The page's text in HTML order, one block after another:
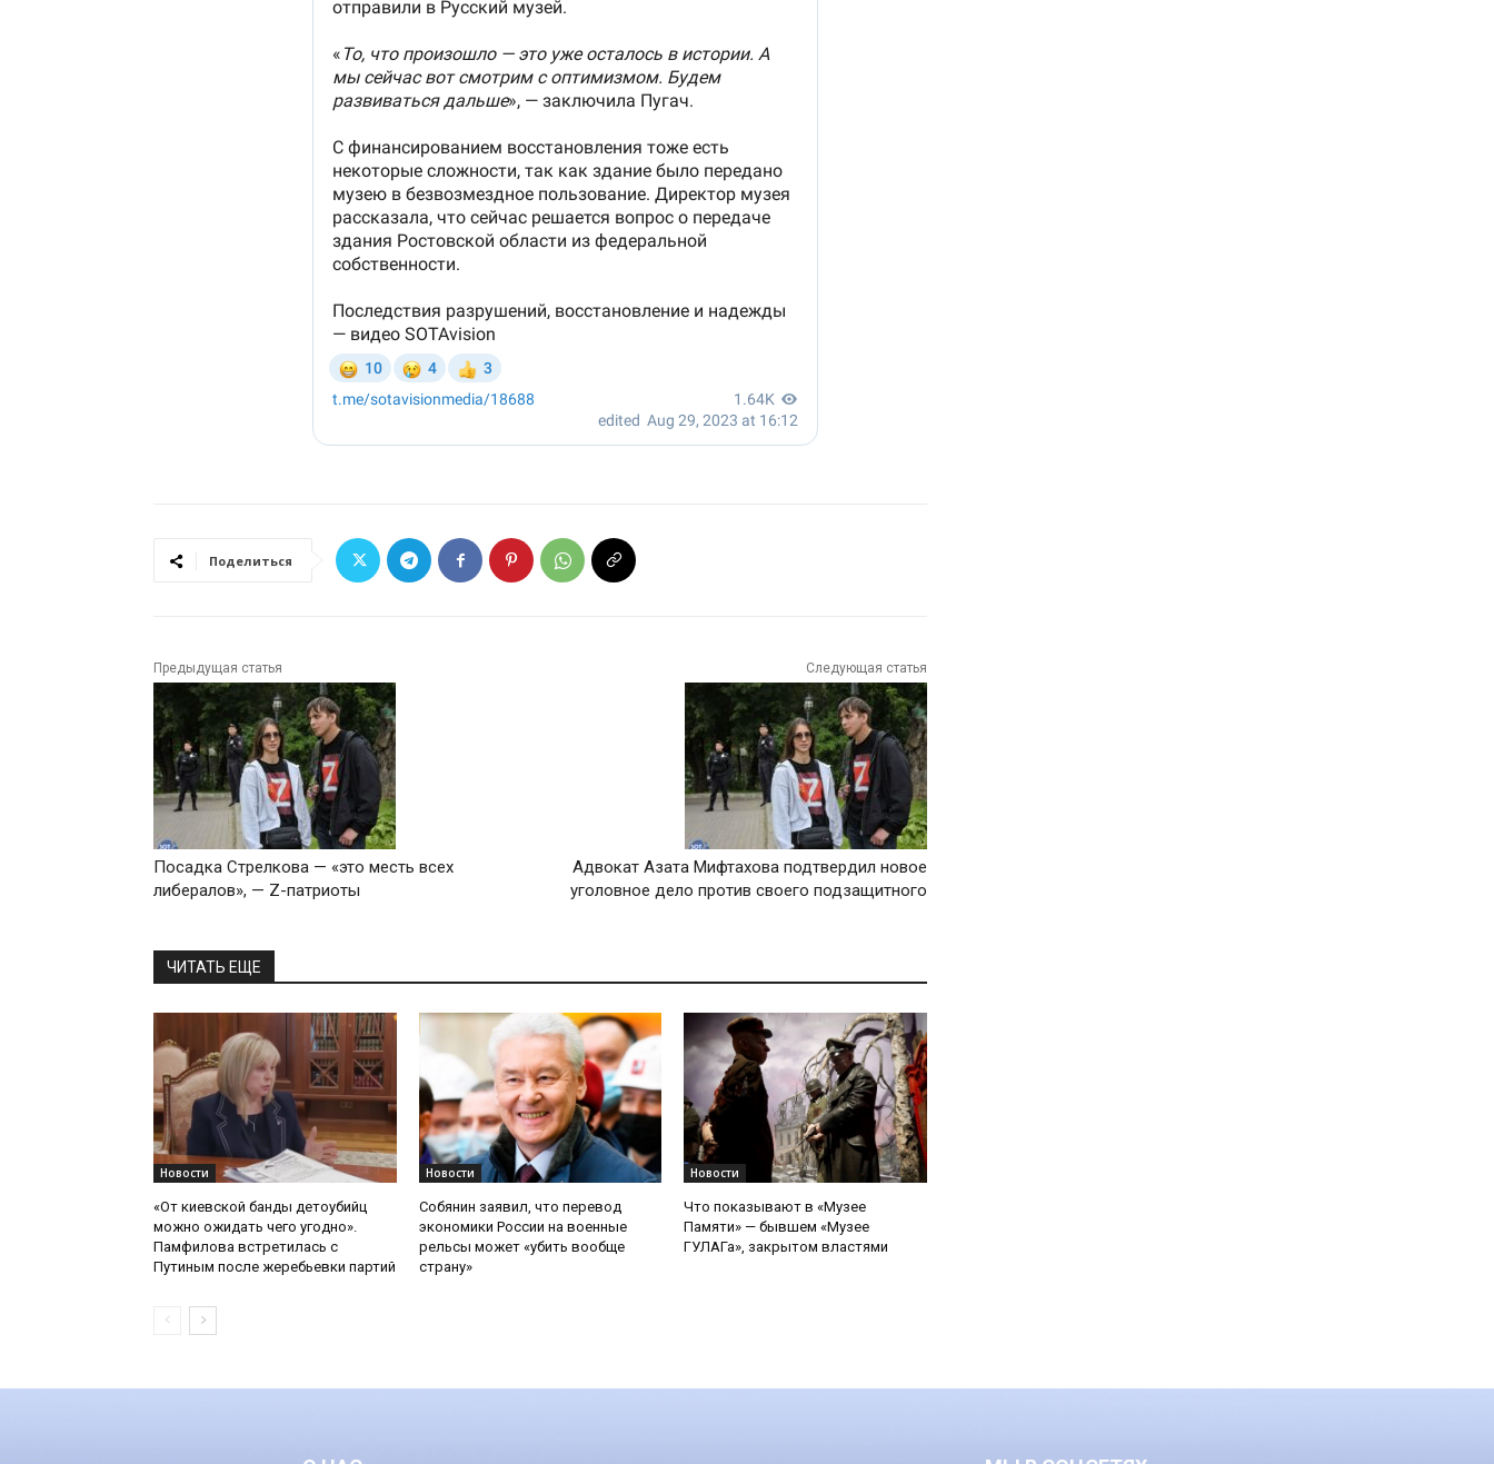
Поделиться
Предыдущая статья
Посадка Стрелкова — «это месть всех
либералов», — Z-патриоты
Следующая статья
Адвокат Азата Мифтахова подтвердил новое
уголовное дело против своего подзащитного
ЧИТАТЬ ЕЩЕ
Новости
«От киевской банды детоубийц
можно ожидать чего угодно».
Памфилова встретилась с
Путиным после жеребьевки партий
Новости
Собянин заявил, что перевод
экономики России на военные
рельсы может «убить вообще
страну»
Новости
Что показывают в «Музее
Памяти» — бывшем «Музее
ГУЛАГа», закрытом властями